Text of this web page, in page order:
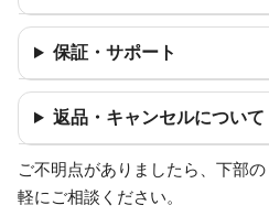
保証・サポート
返品・キャンセルについて
ご不明点がありましたら、下部
軽にご相談ください。